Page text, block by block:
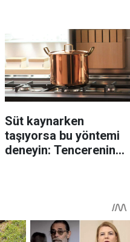
Süt kaynarken
taşıyorsa bu yöntemi
deneyin: Tencerenin